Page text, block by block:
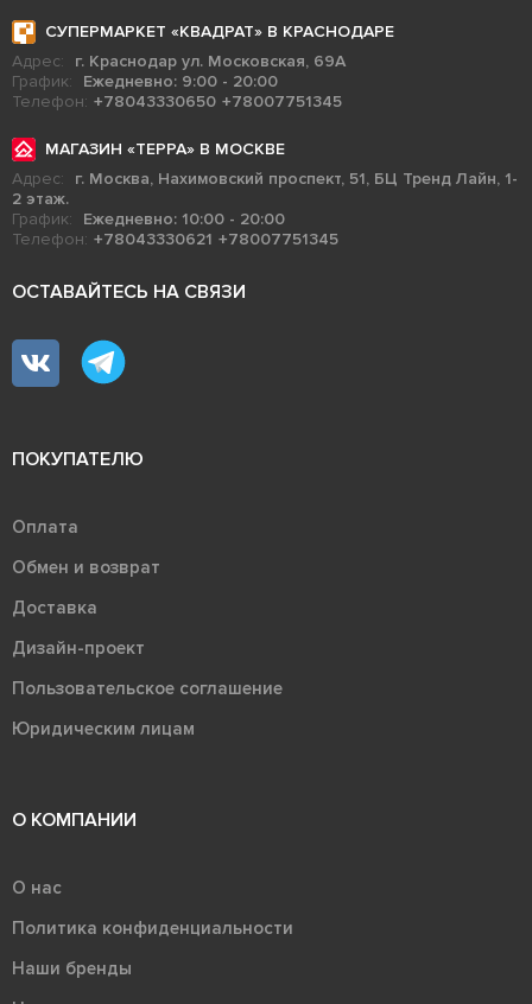
СУПЕРМАРКЕТ «КВАДРАТ» В КРАСНОДАРЕ
Адрес:
г. Краснодар ул. Московская, 69А
График:
Ежедневно: 9:00 - 20:00
Телефон: +78043330650 +78007751345
МАГАЗИН «ТЕРРА» В МОСКВЕ
Адрес:
г. Москва, Нахимовский проспект, 51, БЦ Тренд Лайн, 1-
2 этаж.
График:
Ежедневно: 10:00 - 20:00
Телефон: +78043330621 +78007751345
ОСТАВАЙТЕСЬ НА СВЯЗИ
ПОКУПАТЕЛЮ
Оплата
Обмен и возврат
Доставка
Дизайн-проект
Пользовательское соглашение
Юридическим лицам
О КОМПАНИИ
О нас
Политика конфиденциальности
Наши бренды